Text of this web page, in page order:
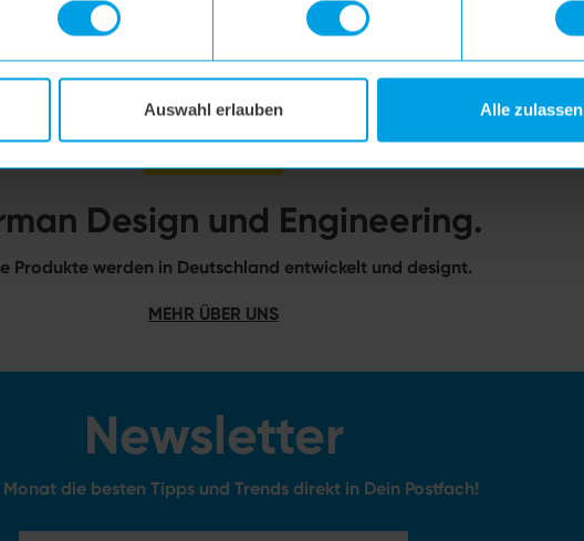
Auswahl erlauben Alle zulassen
Design und Engineering.
Produkte werden in Deutschland entwickelt und designt.
MEHR ÜBER UNS
Newsletter
die besten Tipps und Trends direkt in Dein Postfach!